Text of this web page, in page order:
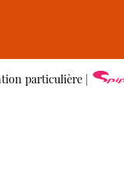
particulière |